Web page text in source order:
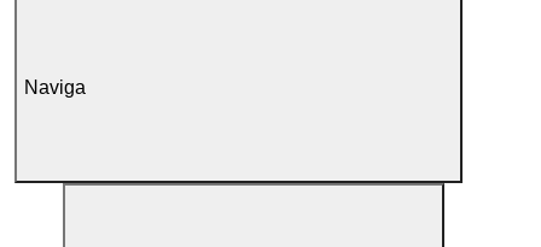
Naviga